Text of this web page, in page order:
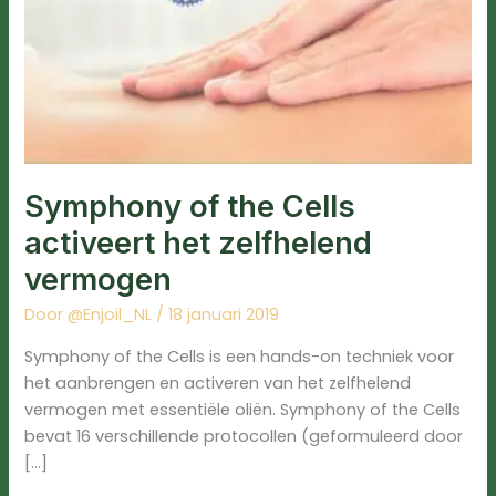
Symphony of the Cells
activeert het zelfhelend
vermogen
Door@Enjoil_NL /18 januari 2019
Symphony of the Cells is een hands-on techniek voor
het aanbrengen en activeren van het zelfhelend
vermogen met essentiële oliën. Symphony of the Cells
bevat ​​16 verschillende protocollen (geformuleerd door
[…]